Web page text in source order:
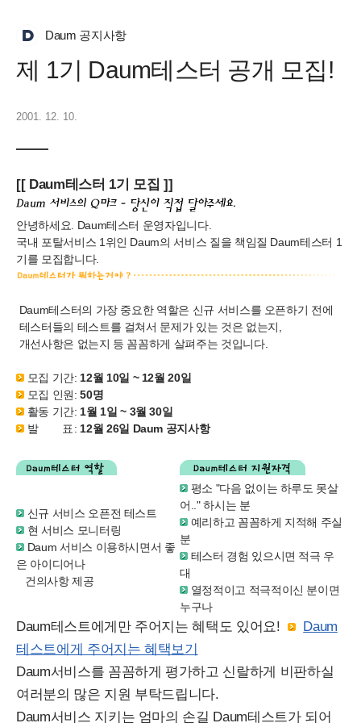
Daum 공지사항
제 1기 Daum테스터 공개 모집!
2001. 12. 10.
[[ Daum테스터 1기 모집 ]]
안녕하세요. Daum테스터 운영자입니다.
국내 포탈서비스 1위인 Daum의 서비스 질을 책임질 Daum테스터 1
기를 모집합니다.
Daum테스터의 가장 중요한 역할은 신규 서비스를 오픈하기 전에
테스터들의 테스트를 걸쳐서 문제가 있는 것은 없는지,
개선사항은 없는지 등 꼼꼼하게 살펴주는 것입니다.
모집 기간: 12월 10일 ~ 12월 20일
모집 인원:50명
활동 기간: 1월 1일 ~ 3월 30일
발 표 : 12월 26일 Daum 공지사항
신규 서비스 오픈전 테스트
현 서비스 모니터링
Daum 서비스 이용하시면서 좋
은 아이디어나
건의사항 제공
평소 "다음 없이는 하루도 못살
어.." 하시는 분
예리하고 꼼꼼하게 지적해 주실
분
테스터 경험 있으시면 적극 우
대
열정적이고 적극적이신 분이면
누구나
Daum테스트에게만 주어지는 혜택도 있어요!
Daum
테스트에게 주어지는 혜택보기
Daum서비스를 꼼꼼하게 평가하고 신랄하게 비판하실
여러분의 많은 지원 부탁드립니다.
Daum서비스 지키는 엄마의 손길 Daum테스트가 되어